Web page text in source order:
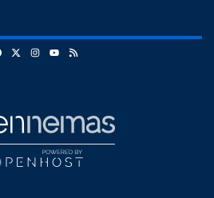
FacebookInstagram